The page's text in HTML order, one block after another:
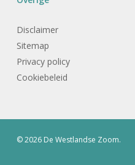
Disclaimer
Sitemap
Privacy policy
Cookiebeleid
© 2026 De Westlandse Zoom.